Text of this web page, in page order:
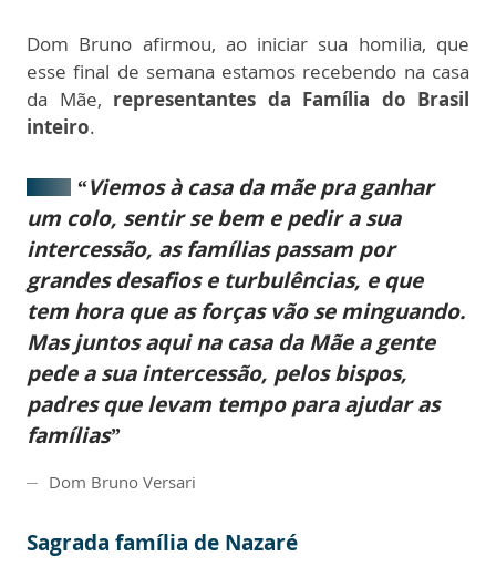
Dom Bruno afirmou, ao iniciar sua homilia, que
esse final de semana estamos recebendo na casa
da Mãe, representantes da Família do Brasil
inteiro.
“Viemos à casa da mãe pra ganhar
um colo, sentir se bem e pedir a sua
intercessão, as famílias passam por
grandes desafios e turbulências, e que
tem hora que as forças vão se minguando.
Mas juntos aqui na casa da Mãe a gente
pede a sua intercessão, pelos bispos,
padres que levam tempo para ajudar as
famílias”
Dom Bruno Versari
Sagrada família de Nazaré